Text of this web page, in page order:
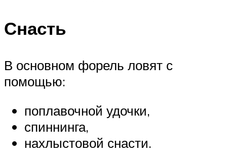
Снасть
В основном форель ловят с
помощью:
поплавочной удочки,
спиннинга,
нахлыстовой снасти.